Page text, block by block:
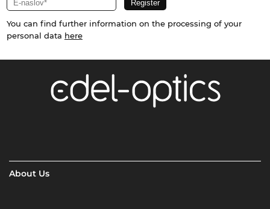
You can find further information on the processing of your
personal data here
About Us